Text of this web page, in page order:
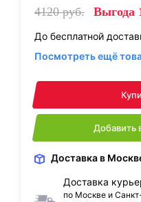
4120руб. Выгода
До бесплатной
Посмотреть ещё
Добавить
Доставка в
Доставка
по Москве и